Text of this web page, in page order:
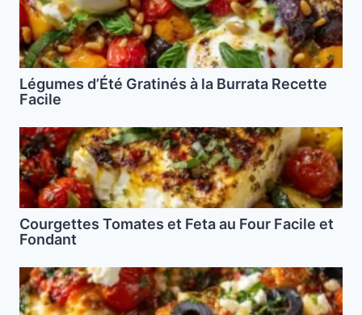
Légumes d’Été Gratinés à la Burrata Recette
Facile
Courgettes Tomates et Feta au Four Facile et
Fondant